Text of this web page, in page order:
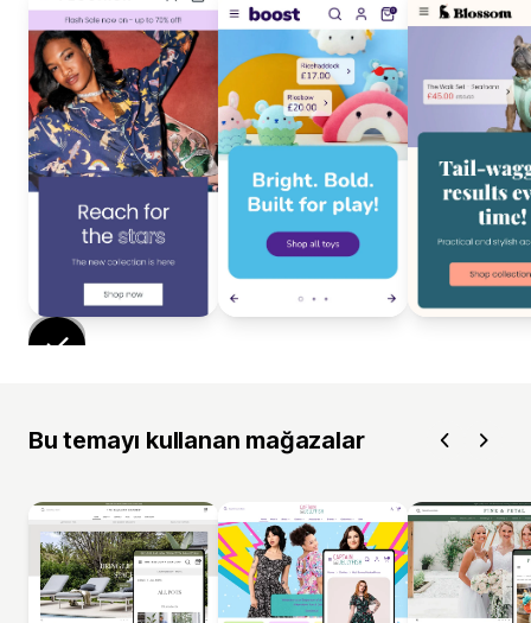
Bu temayı kullanan mağazalar